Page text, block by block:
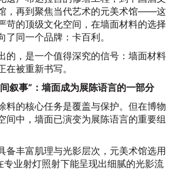
，再到聚焦当代艺术的元美术馆——这
苛的顶级文化空间，在墙面材料的选择
了同一个品牌：卡百利。
的，是一个值得深究的信号：墙面材料
被重新书写。
叙事”：墙面成为展陈语言的一部分
料的核心任务是覆盖与保护。但在博物
间中，墙面已演变为展陈语言的重要组
备丰富肌理与光影层次，元美术馆选用
专业射灯照射下能呈现出细腻的光影流